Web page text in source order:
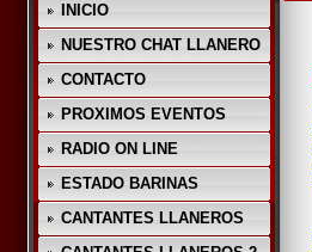
INICIO
NUESTRO CHAT LLANERO
CONTACTO
PROXIMOS EVENTOS
RADIO ON LINE
ESTADO BARINAS
CANTANTES LLANEROS